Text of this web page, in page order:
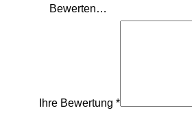
Ihre Bewertung *